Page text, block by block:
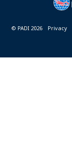
© PADI 2026 Privacy